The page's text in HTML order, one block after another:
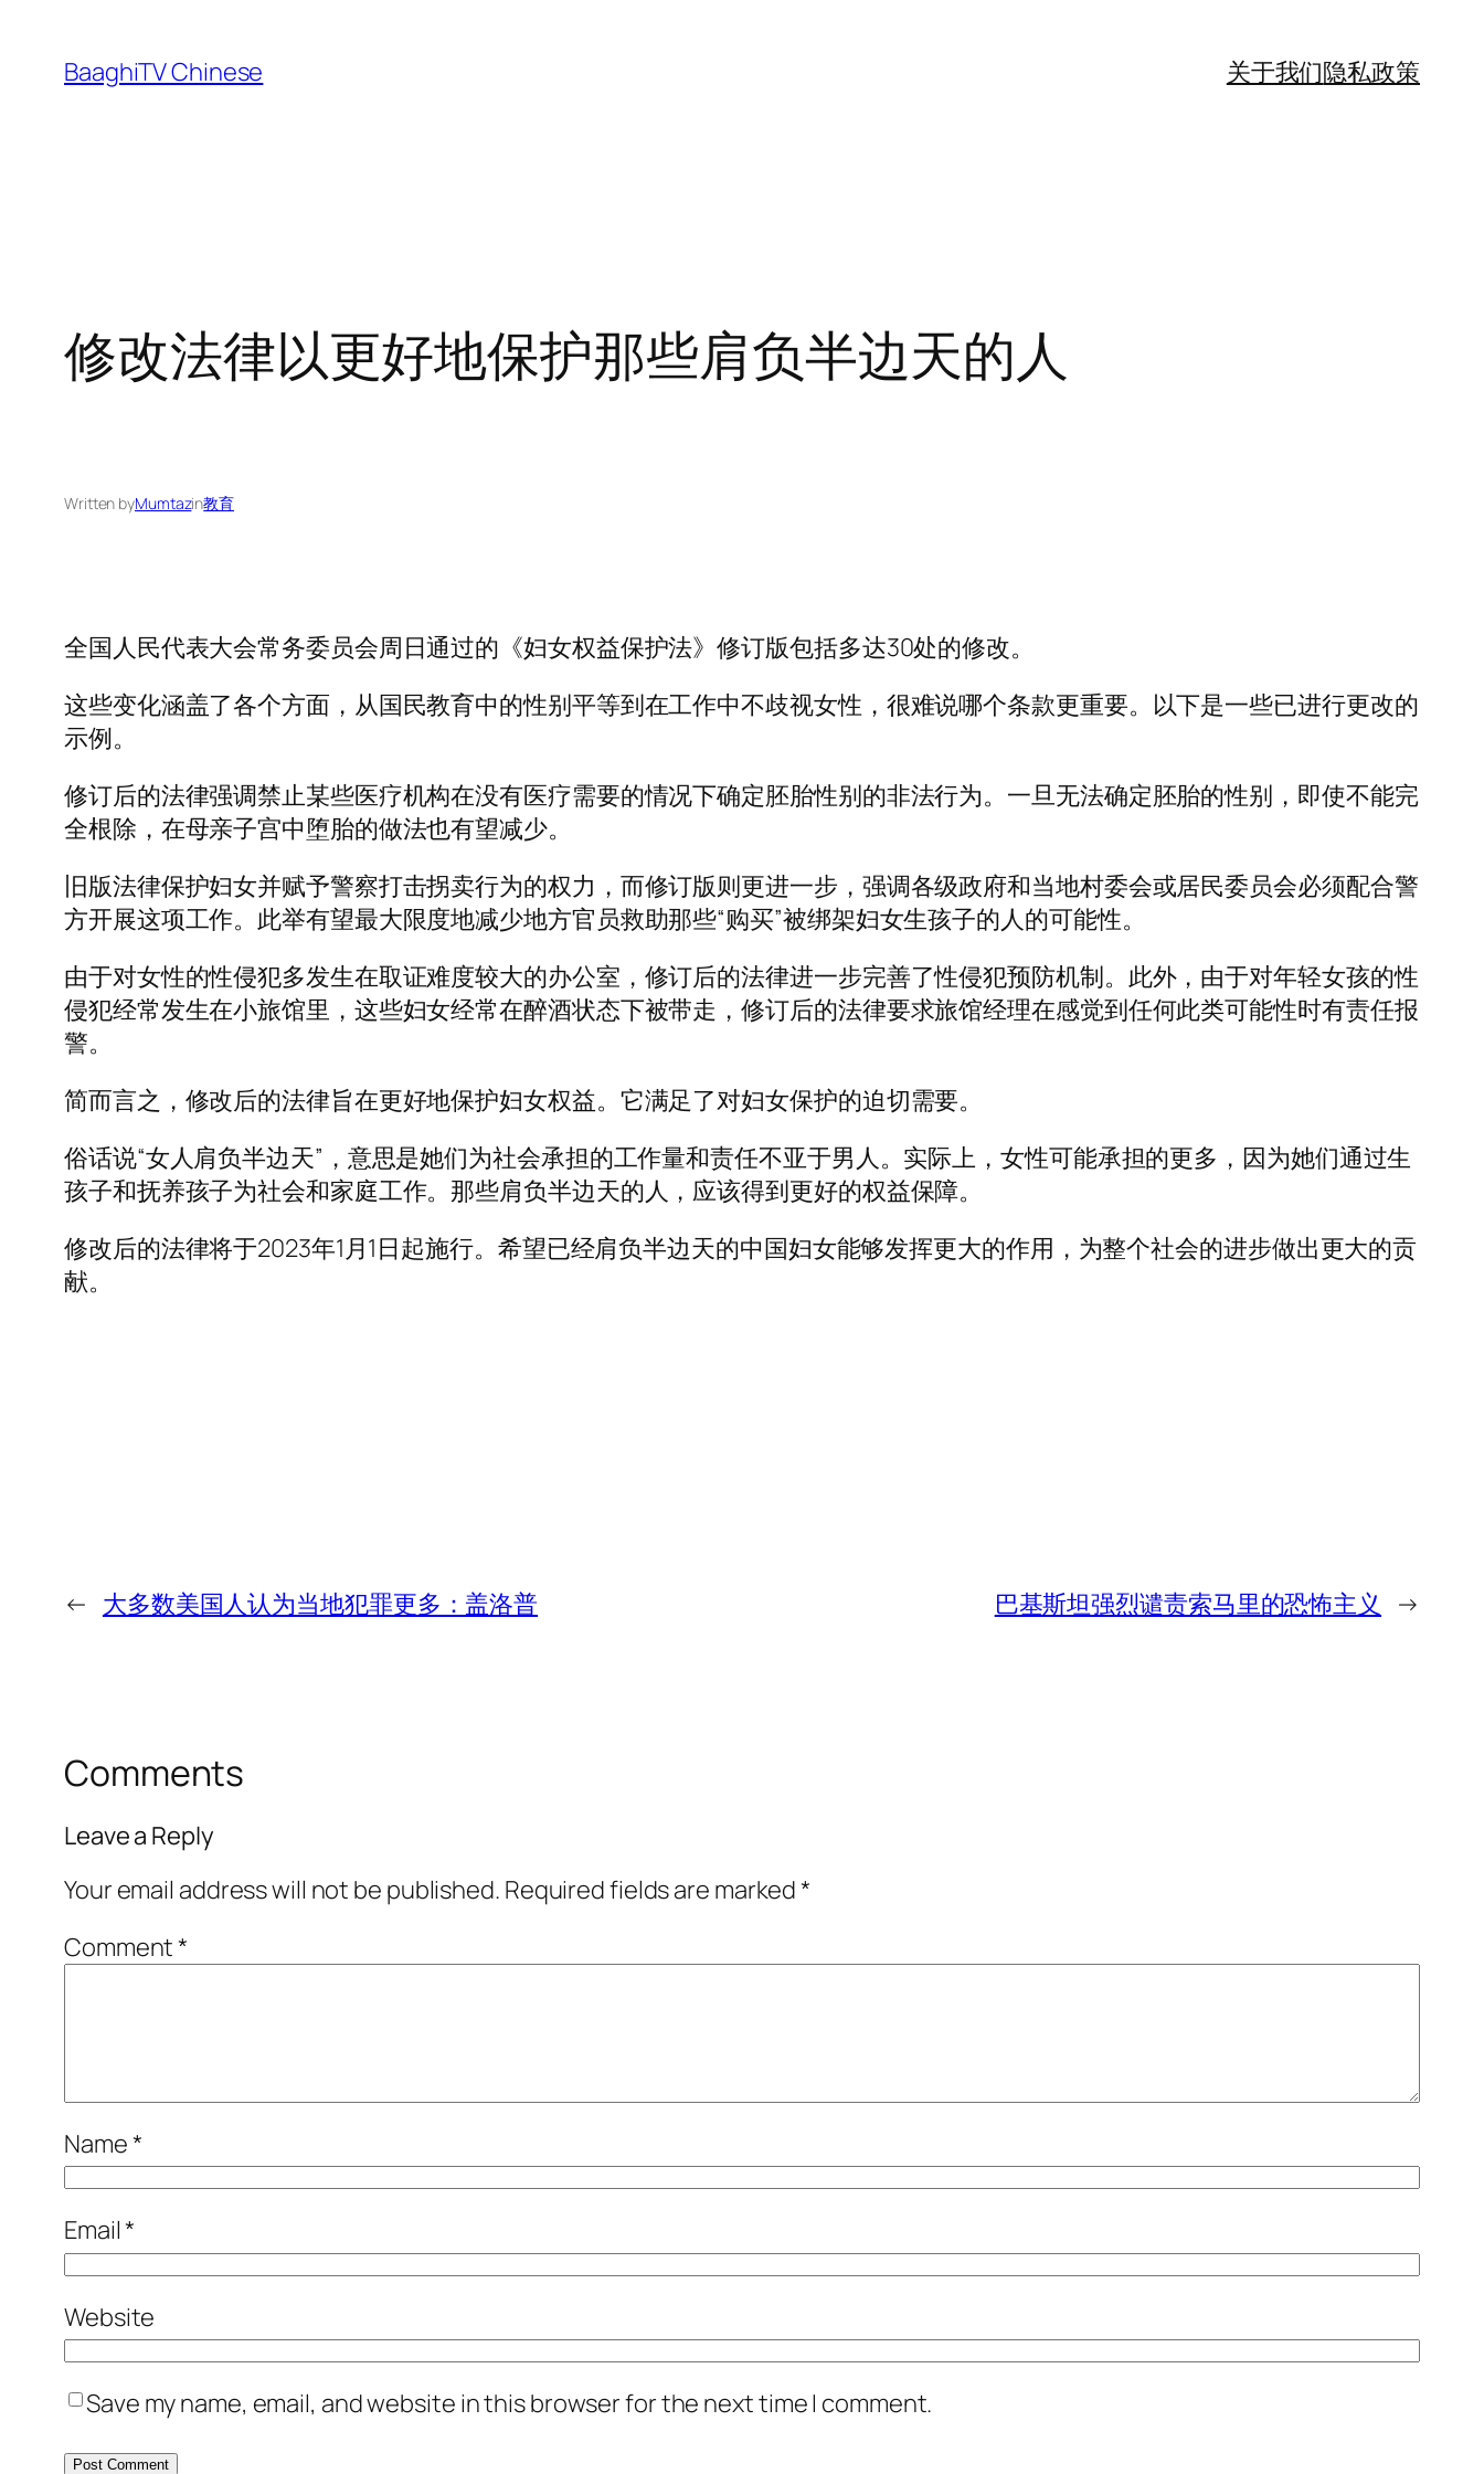
content
BaaghiTV Chinese 关于我们隐私政策
修改法律以更好地保护那些肩负半边天的人
Written byMumtazin教育
全国人民代表大会常务委员会周日通过的《妇女权益保护法》修订版包括多达30处的修改。
这些变化涵盖了各个方面，从国民教育中的性别平等到在工作中不歧视女性，很难说哪个条款更重要。以下是一些已进行更改的
示例。
修订后的法律强调禁止某些医疗机构在没有医疗需要的情况下确定胚胎性别的非法行为。一旦无法确定胚胎的性别，即使不能完
全根除，在母亲子宫中堕胎的做法也有望减少。
旧版法律保护妇女并赋予警察打击拐卖行为的权力，而修订版则更进一步，强调各级政府和当地村委会或居民委员会必须配合警
方开展这项工作。此举有望最大限度地减少地方官员救助那些“购买”被绑架妇女生孩子的人的可能性。
由于对女性的性侵犯多发生在取证难度较大的办公室，修订后的法律进一步完善了性侵犯预防机制。此外，由于对年轻女孩的性
侵犯经常发生在小旅馆里，这些妇女经常在醉酒状态下被带走，修订后的法律要求旅馆经理在感觉到任何此类可能性时有责任报
警。
简而言之，修改后的法律旨在更好地保护妇女权益。它满足了对妇女保护的迫切需要。
俗话说“女人肩负半边天”，意思是她们为社会承担的工作量和责任不亚于男人。实际上，女性可能承担的更多，因为她们通过生
孩子和抚养孩子为社会和家庭工作。那些肩负半边天的人，应该得到更好的权益保障。
修改后的法律将于2023年1月1日起施行。希望已经肩负半边天的中国妇女能够发挥更大的作用，为整个社会的进步做出更大的贡
献。
← 大多数美国人认为当地犯罪更多：盖洛普 巴基斯坦强烈谴责索马里的恐怖主义 →
Comments
Leave a Reply
Your email address will not be published. Required fields are marked*
Comment*
Name*
Email*
Website
Save my name, email, and website in this browser for the next time I comment.